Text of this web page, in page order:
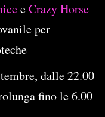
eCrazy Horse
per
dalle 22.00
fino le 6.00